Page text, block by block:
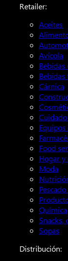
Retailer:
Aceites
Avícola
Bebidas
Bebidas
Cárnica
Food
Hogar y
Moda
Química
Snacks,
Sopas
Distribución: